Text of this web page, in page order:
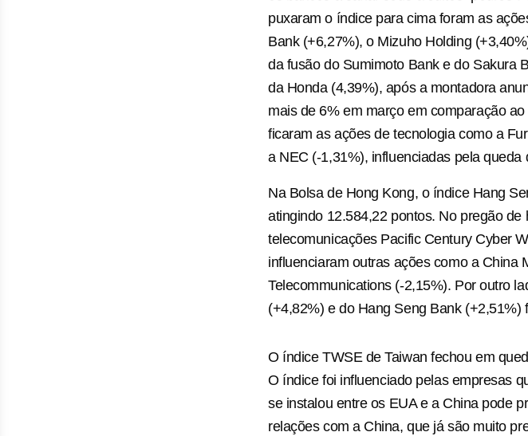
puxaram o índice para cima foram as
Bank (+6,27%), o Mizuho Holding
da fusão do Sumimoto Bank e do Sakura
da Honda (4,39%), após a montadora
mais de 6% em março em comparação
ficaram as ações de tecnologia como a
a NEC (-1,31%), influenciadas pela queda
Na Bolsa de Hong Kong, o índice Hang
atingindo 12.584,22 pontos. No pregão
telecomunicações Pacific Century Cyber
influenciaram outras ações como a China
Telecommunications (-2,15%). Por outro
(+4,82%) e do Hang Seng Bank (+2,51%)
O índice TWSE de Taiwan fechou em
O índice foi influenciado pelas empresas
se instalou entre os EUA e a China pode
relações com a China, que já são muito